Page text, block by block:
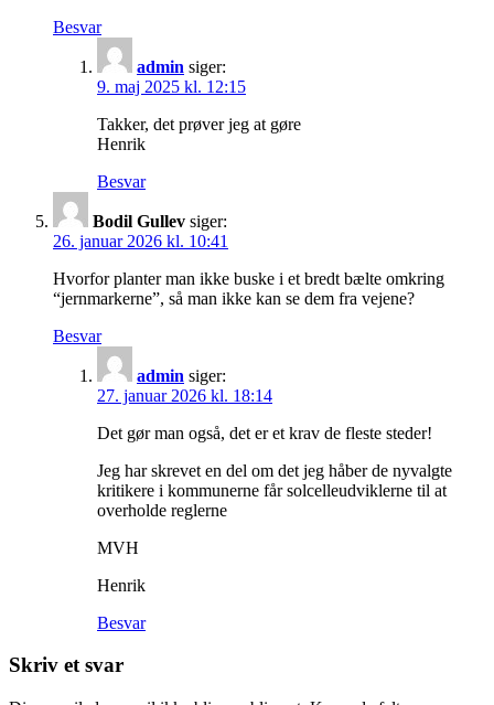
Besvar
admin siger:
9. maj 2025 kl. 12:15
Takker, det prøver jeg at gøre
Henrik
Besvar
Bodil Gullev siger:
26. januar 2026 kl. 10:41
Hvorfor planter man ikke buske i et bredt bælte omkring
“jernmarkerne”, så man ikke kan se dem fra vejene?
Besvar
admin siger:
27. januar 2026 kl. 18:14
Det gør man også, det er et krav de fleste steder!
Jeg har skrevet en del om det jeg håber de nyvalgte
kritikere i kommunerne får solcelleudviklerne til at
overholde reglerne
MVH
Henrik
Besvar
Skriv et svar